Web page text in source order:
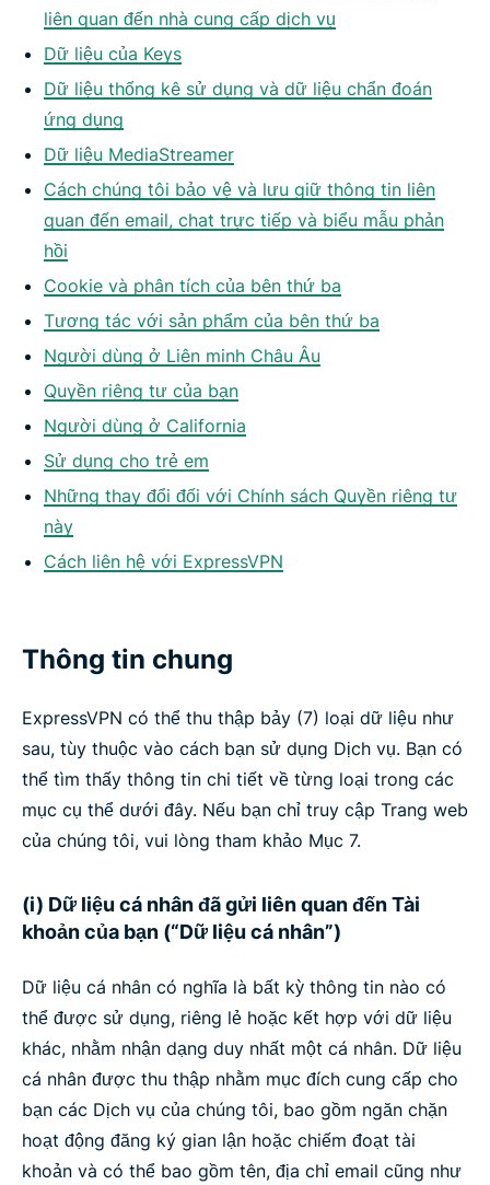
liên quan đến nhà cung cấp dịch vụ
Dữ liệu của Keys
Dữ liệu thống kê sử dụng và dữ liệu chẩn đoán
ứng dụng
Dữ liệu MediaStreamer
Cách chúng tôi bảo vệ và lưu giữ thông tin liên
quan đến email, chat trực tiếp và biểu mẫu phản
hồi
Cookie và phân tích của bên thứ ba
Tương tác với sản phẩm của bên thứ ba
Người dùng ở Liên minh Châu Âu
Quyền riêng tư của bạn
Người dùng ở California
Sử dụng cho trẻ em
Những thay đổi đối với Chính sách Quyền riêng tư
này
Cách liên hệ với ExpressVPN
Thông tin chung
ExpressVPN có thể thu thập bảy (7) loại dữ liệu như
sau, tùy thuộc vào cách bạn sử dụng Dịch vụ. Bạn có
thể tìm thấy thông tin chi tiết về từng loại trong các
mục cụ thể dưới đây. Nếu bạn chỉ truy cập Trang web
của chúng tôi, vui lòng tham khảo Mục 7.
(i) Dữ liệu cá nhân đã gửi liên quan đến Tài
khoản của bạn (“Dữ liệu cá nhân”)
Dữ liệu cá nhân có nghĩa là bất kỳ thông tin nào có
thể được sử dụng, riêng lẻ hoặc kết hợp với dữ liệu
khác, nhằm nhận dạng duy nhất một cá nhân. Dữ liệu
cá nhân được thu thập nhằm mục đích cung cấp cho
bạn các Dịch vụ của chúng tôi, bao gồm ngăn chặn
hoạt động đăng ký gian lận hoặc chiếm đoạt tài
khoản và có thể bao gồm tên, địa chỉ email cũng như